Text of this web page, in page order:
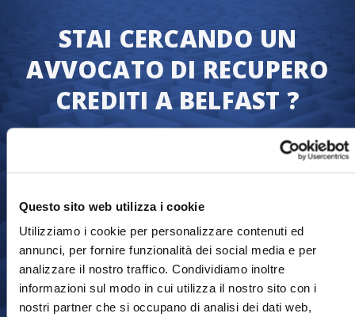
Questo sito web utilizza i cookie
Utilizziamo i cookie per personalizzare contenuti ed
annunci, per fornire funzionalità dei social media e per
analizzare il nostro traffico. Condividiamo inoltre
informazioni sul modo in cui utilizza il nostro sito con i
nostri partner che si occupano di analisi dei dati web,
STAI CERCANDO UN
AVVOCATO DI RECUPERO
CREDITI A BELFAST ?
Ci assicuriamo che tu riceva quanto hai
diritto in fretta: il pagamento delle fatture.
inizieremo immediatamente il processo di
recupero crediti.
Trasferisci la pratica